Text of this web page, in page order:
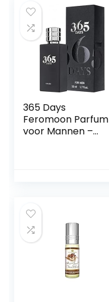
Geconcentreerd,
50 ml Spray
365 Days
Feromoon Parfum
voor Mannen –
– 365 DAYS Parfum
avec amour, 50 ml